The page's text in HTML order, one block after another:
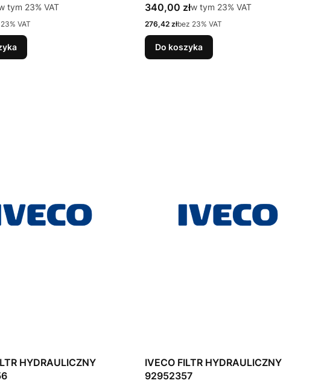
tym %s VAT
tym 23% VAT
VAT
Cena brutto
340,00 złw tym %s VAT
w tym 23% VAT
Cena netto
276,42 złbez 23% VAT
Do koszyka
HYDRAULICZNY
IVECO FILTR HYDRAULICZNY
92952357